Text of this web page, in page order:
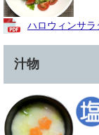
ハロウィンサ
汁物